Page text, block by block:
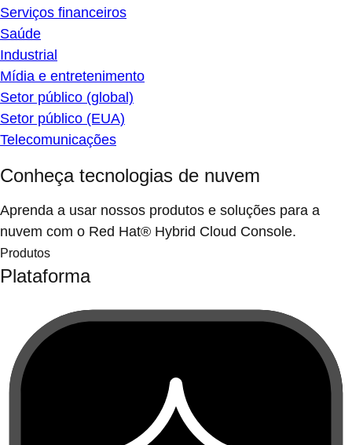
Serviços financeiros
Saúde
Industrial
Mídia e entretenimento
Setor público (global)
Setor público (EUA)
Telecomunicações
Conheça tecnologias de nuvem
Aprenda a usar nossos produtos e soluções para a
nuvem com o Red Hat® Hybrid Cloud Console.
Produtos
Plataforma